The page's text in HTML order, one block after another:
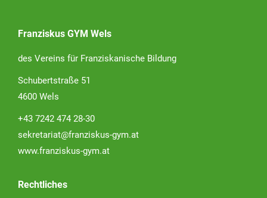
Franziskus GYM Wels
des Vereins für Franziskanische Bildung
Schubertstraße 51
4600 Wels
+43 7242 474 28-30
sekretariat@franziskus-gym.at
www.franziskus-gym.at
Rechtliches